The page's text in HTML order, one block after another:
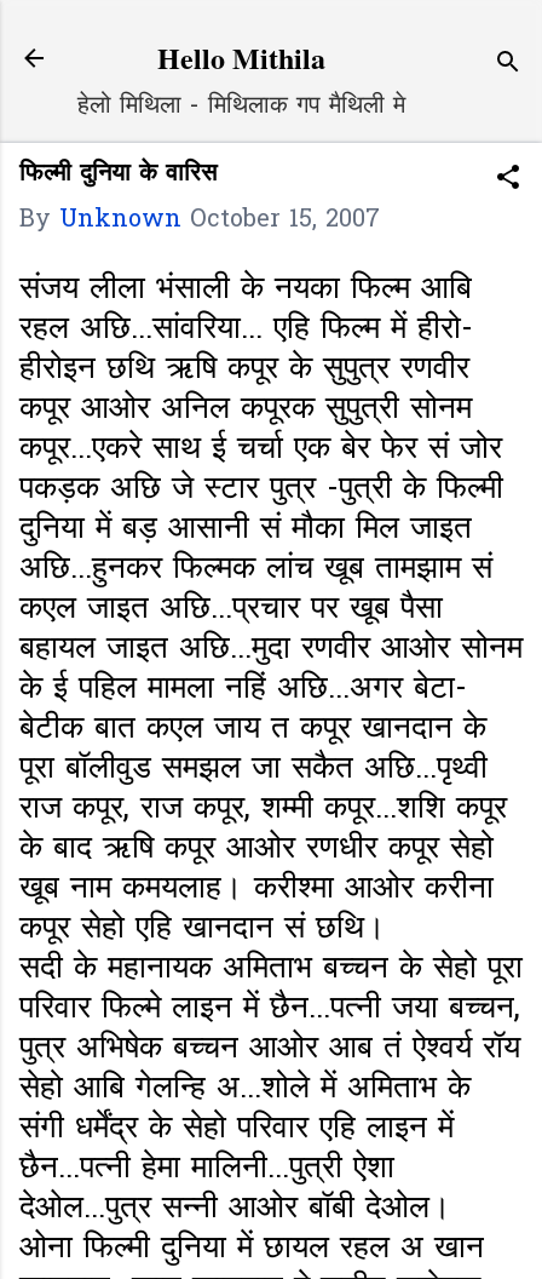
Hello Mithila
हेलो मिथिला - मिथिलाक गप मैथिली मे
फिल्मी दुनिया के वारिस
By Unknown October 15, 2007
संजयलीला भंसाली के नयका फिल्म आबि
रहल अछि...सांवरिया... एहि फिल्म में हीरो-
हीरोइन छथि ऋषि कपूर के सुपुत्र रणवीर
कपूर आओर अनिल कपूरक सुपुत्री सोनम
कपूर...एकरे साथ ई चर्चा एक बेर फेर सं जोर
पकड़क अछि जे स्टार पुत्र -पुत्री के फिल्मी
दुनिया में बड़ आसानी सं मौका मिल जाइत
अछि...हुनकर फिल्मक लांच खूब तामझाम सं
कएल जाइत अछि...प्रचार पर खूब पैसा
बहायल जाइत अछि...मुदा रणवीर आओर सोनम
के ई पहिल मामला नहिं अछि...अगर बेटा-
बेटीक बात कएल जाय त कपूर खानदान के
पूरा बॉलीवुड समझल जा सकैत अछि...पृथ्वी
राज कपूर, राज कपूर, शम्मी कपूर...शशि कपूर
के बाद ऋषि कपूर आओर रणधीर कपूर सेहो
खूब नाम कमयलाह। करीश्मा आओर करीना
कपूर सेहो एहि खानदान सं छथि।
सदी के महानायक अमिताभ बच्चन के सेहो पूरा
परिवार फिल्मे लाइन में छैन...पत्नी जया बच्चन,
पुत्र अभिषेक बच्चन आओर आब तं ऐश्वर्य रॉय
सेहो आबि गेलन्हि अ...शोले में अमिताभ के
संगी धर्मेंद्र के सेहो परिवार एहि लाइन में
छैन...पत्नी हेमा मालिनी...पुत्री ऐशा
देओल...पुत्र सन्नी आओर बॉबी देओल।
ओना फिल्मी दुनिया में छायल रहल अ खान